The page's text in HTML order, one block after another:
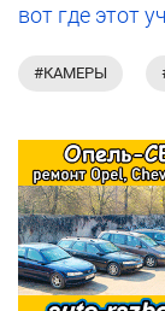
вот где этот
#КАМЕРЫ